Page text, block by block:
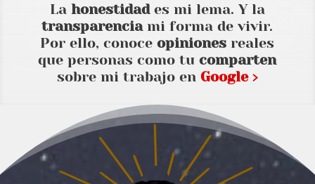
La honestidades mi lema. Y la
transparenciami forma de vivir.
Por ello, conoceopiniones reales
que personas como tucomparten
sobre mi trabajo en Google ›